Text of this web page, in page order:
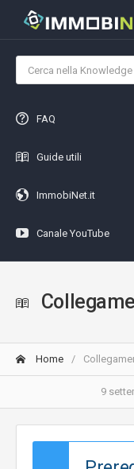
FAQ
Guide utili
ImmobiNet.it
Canale YouTube
Home
9